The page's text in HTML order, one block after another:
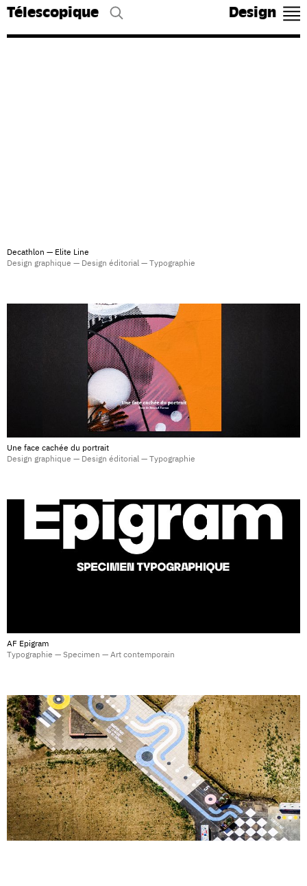
Télescopique Design
Decathlon — Elite Line
Design graphique — Design éditorial — Typographie
Une face cachée du portrait
Design graphique — Design éditorial — Typographie
AF Epigram
Typographie — Specimen — Art contemporain